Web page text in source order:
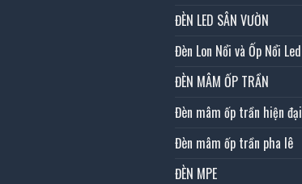
ĐÈN LED SÂN VƯỜN
Đèn Lon Nổi và Ốp Nổi Led
ĐÈN MÂM ỐP TRẦN
Đèn mâm ốp trần hiện đại
Đèn mâm ốp trần pha lê
ĐÈN MPE